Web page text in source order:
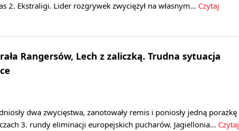
2. Ekstraligi. Lider rozgrywek zwyciężył na własnym… Czytaj
Rangersów, Lech z zaliczką. Trudna sytuacja
dwa zwycięstwa, zanotowały remis i poniosły jedną porażkę
3. rundy eliminacji europejskich pucharów. Jagiellonia… Czytaj